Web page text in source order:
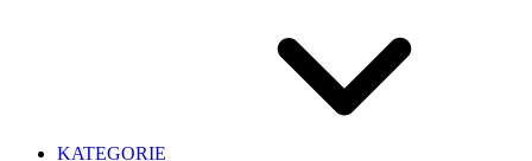
KATEGORIE